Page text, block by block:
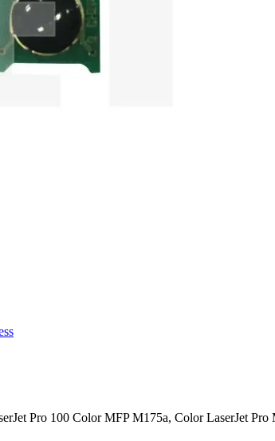
Pro 100 Color MFP M175a, Color LaserJet